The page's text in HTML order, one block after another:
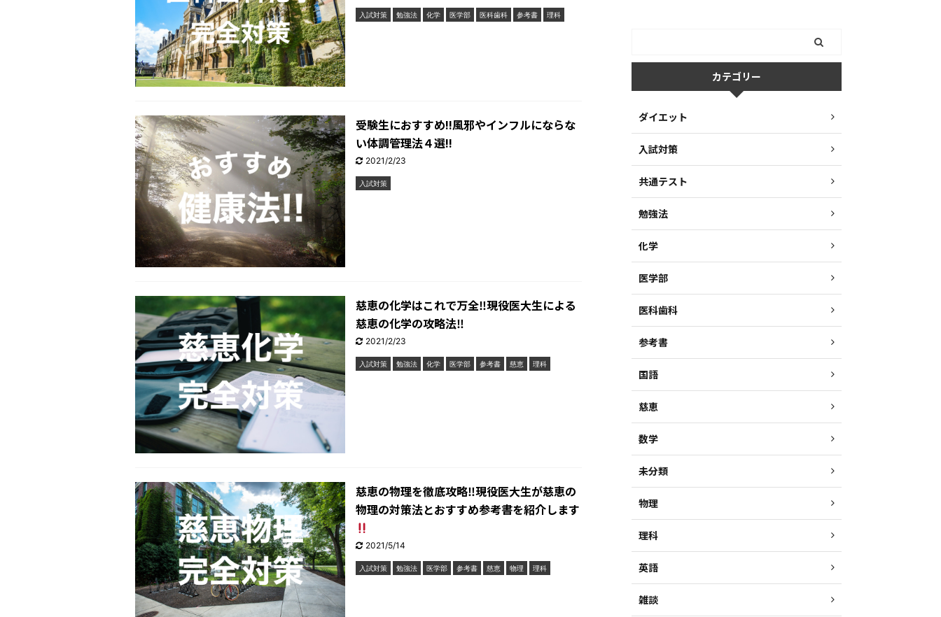
入試対策 勉強法 化学 医学部 医科歯科 参考書 理科
受験生におすすめ!!風邪やインフルにならな
い体調管理法４選!!
2021/2/23
入試対策
慈恵の化学はこれで万全‼︎現役医大生による
慈恵の化学の攻略法‼︎
2021/2/23
入試対策 勉強法 化学 医学部 参考書 慈恵 理科
慈恵の物理を徹底攻略‼︎現役医大生が慈恵の
物理の対策法とおすすめ参考書を紹介します
2021/5/14
入試対策 勉強法 医学部 参考書 慈恵 物理 理科
カテゴリー
ダイエット
入試対策
共通テスト
勉強法
化学
医学部
医科歯科
参考書
国語
慈恵
数学
未分類
物理
理科
英語
雑談